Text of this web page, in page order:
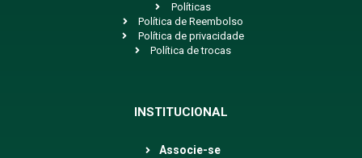
Políticas
Política de Reembolso
Política de privacidade
Política de trocas
INSTITUCIONAL
Associe-se